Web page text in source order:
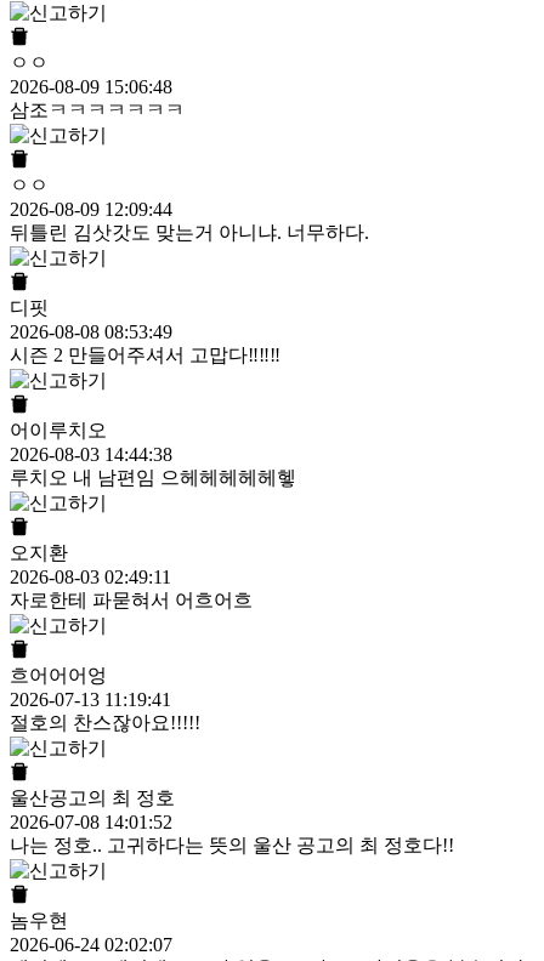
ㅇㅇ
2026-08-09 15:06:48
삼조ㅋㅋㅋㅋㅋㅋㅋ
ㅇㅇ
2026-08-09 12:09:44
뒤틀린 김삿갓도 맞는거 아니냐. 너무하다.
디핏
2026-08-08 08:53:49
시즌 2 만들어주셔서 고맙다‼️‼️‼️
어이루치오
2026-08-03 14:44:38
루치오 내 남편임 으헤헤헤헤헤헿
오지환
2026-08-03 02:49:11
자로한테 파묻혀서 어흐어흐
흐어어어엉
2026-07-13 11:19:41
절호의 찬스잖아요!!!!!
울산공고의 최 정호
2026-07-08 14:01:52
나는 정호.. 고귀하다는 뜻의 울산 공고의 최 정호다!!
놈우현
2026-06-24 02:02:07